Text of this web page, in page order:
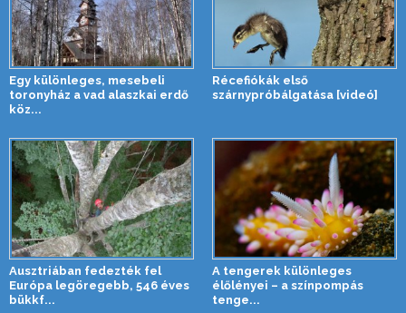
Egy különleges, mesebeli
toronyház a vad alaszkai erdő
köz...
Récefiókák első
szárnypróbálgatása [videó]
Ausztriában fedezték fel
Európa legöregebb, 546 éves
bükkf...
A tengerek különleges
élőlényei – a színpompás
tenge...